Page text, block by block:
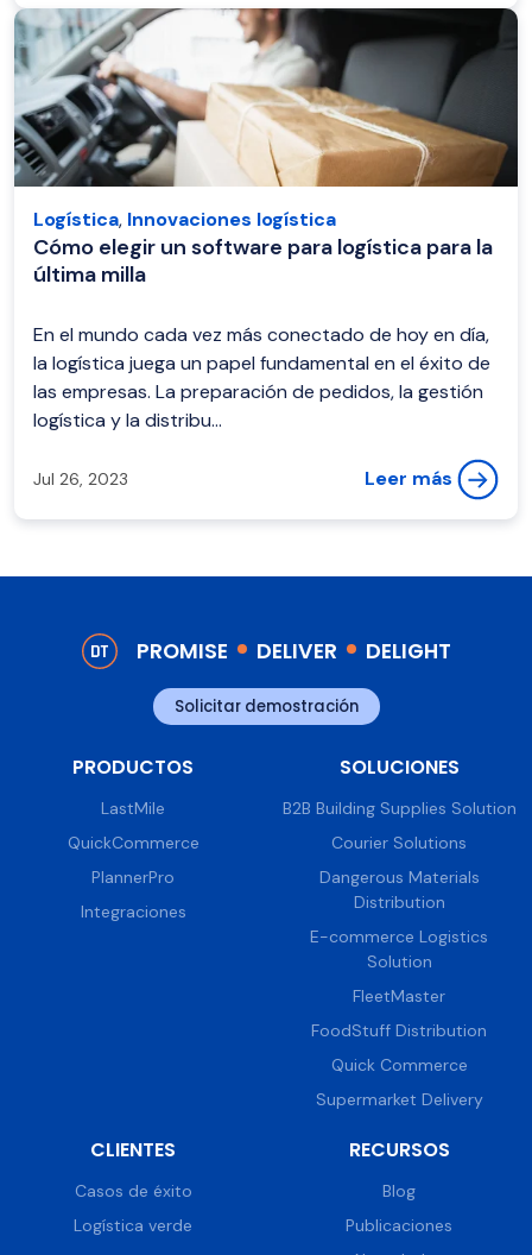
Logística, Innovaciones logística
Cómo elegir un software para logística para la
última milla
En el mundo cada vez más conectado de hoy en día,
la logística juega un papel fundamental en el éxito de
las empresas. La preparación de pedidos, la gestión
logística y la distribu...
Jul 26, 2023 Leer más
PROMISE DELIVER DELIGHT
Solicitar demostración
PRODUCTOS
LastMile
QuickCommerce
PlannerPro
Integraciones
SOLUCIONES
B2B Building Supplies Solution
Courier Solutions
Dangerous Materials
Distribution
E-commerce Logistics
Solution
FleetMaster
FoodStuff Distribution
Quick Commerce
Supermarket Delivery
CLIENTES
Casos de éxito
Logística verde
RECURSOS
Blog
Publicaciones